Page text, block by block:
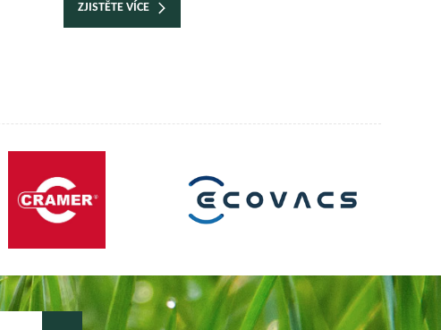
ZJISTĚTE VÍCE